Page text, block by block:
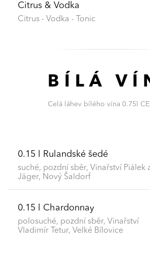
Citrus & Vodka
Citrus - Vodka - Tonic
Celá láhev bílého vína 0.75l
BÍLÁ
0.15 l Rulandské šedé
suché, pozdní sběr, Vinařství Piálek
Jäger, Nový Šaldorf
0.15 l Chardonnay
polosuché, pozdní sběr, Vinařství
Vladimír Tetur, Velké Bílovice